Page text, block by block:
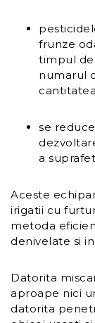
frunze
timpul
numarul
se
a
Aceste
irigatii cu
metoda
denivelate si
Datorita
aproape nici
datorita